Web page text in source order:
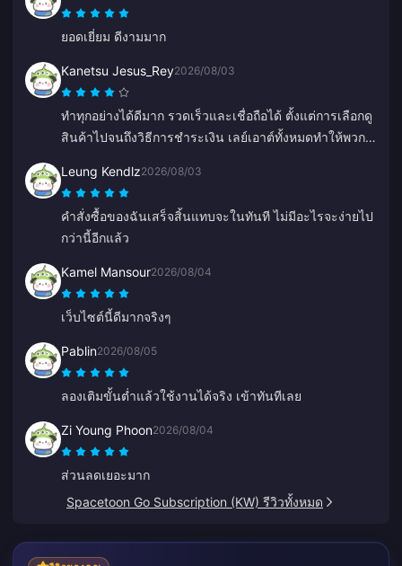
ยอดเยี่ยม ดีงามมาก
Kanetsu Jesus_Rey2026/08/03
ทำทุกอย่างได้ดีมาก รวดเร็วและเชื่อถือได้ ตั้งแต่การเลือกดู
สินค้าไปจนถึงวิธีการชำระเงิน เลย์เอาต์ทั้งหมดทำให้พวก
เยอะเลย
Leung Kendlz2026/08/03
คำสั่งซื้อของฉันเสร็จสิ้นแทบจะในทันที ไม่มีอะไรจะง่ายไป
กว่านี้อีกแล้ว
Kamel Mansour2026/08/04
เว็บไซต์นี้ดีมากจริงๆ
Pablin2026/08/05
ลองเติมขั้นต่ำแล้วใช้งานได้จริง เข้าทันทีเลย
Zi Young Phoon2026/08/04
ส่วนลดเยอะมาก
Spacetoon Go Subscription (KW) รีวิวทั้งหมด